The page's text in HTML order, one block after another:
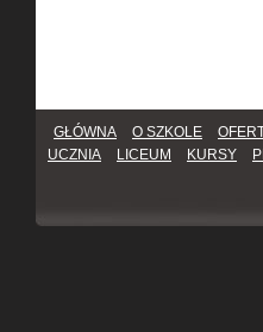
GŁÓWNA O SZKOLE
UCZNIA
LICEUM KURSY